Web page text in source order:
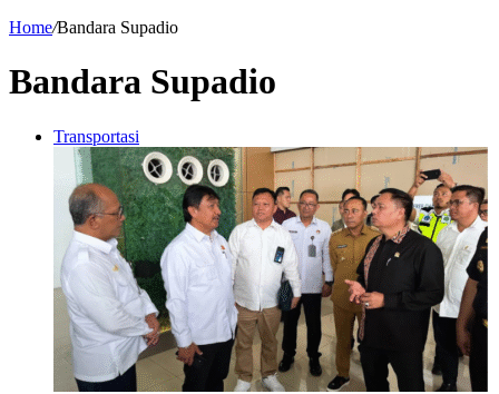
Home/Bandara Supadio
Bandara Supadio
Transportasi